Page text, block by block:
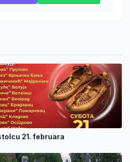
21. februara